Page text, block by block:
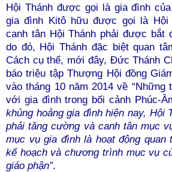
Hội Thánh được gọi là gia đình
gia đình Kitô hữu được gọi là Hội
canh tân Hội Thánh phải được bắt
do đó, Hội Thánh đặc biệt quan
Cách cụ thể, mới đây, Đức Thánh
báo triệu tập Thượng Hội đồng
vào tháng 10 năm 2014 về “Những
với gia đình trong bối cảnh Phúc-
khủng hoảng gia đình hiện nay, Hội
phải tăng cường và canh tân mục
mục vụ gia đình là hoạt động quan
kế hoạch và chương trình mục vụ
giáo phận”.